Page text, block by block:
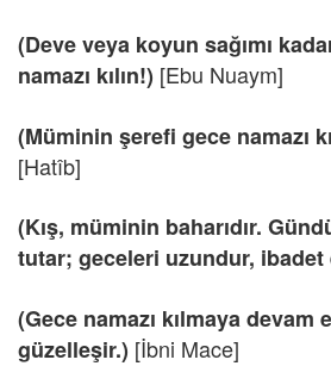
(Deve veya koyun sağımı
namazı kılın!) [Ebu Nuaym]
(Müminin şerefi gece namazı
[Hatîb]
(Kış, müminin baharıdır.
tutar; geceleri uzundur, ibadet
(Gece namazı kılmaya devam
güzelleşir.) [İbni Mace]